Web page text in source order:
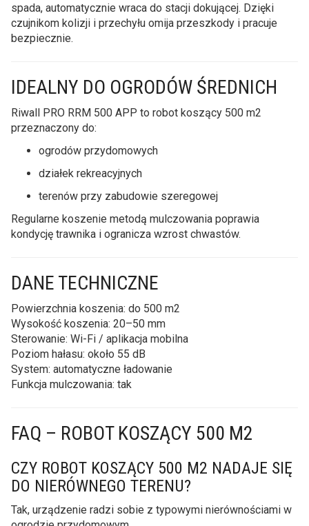
spada, automatycznie wraca do stacji dokującej. Dzięki
czujnikom kolizji i przechyłu omija przeszkody i pracuje
bezpiecznie.
IDEALNY DO OGRODÓW ŚREDNICH
Riwall PRO RRM 500 APP to robot koszący 500 m2
przeznaczony do:
ogrodów przydomowych
działek rekreacyjnych
terenów przy zabudowie szeregowej
Regularne koszenie metodą mulczowania poprawia
kondycję trawnika i ogranicza wzrost chwastów.
DANE TECHNICZNE
Powierzchnia koszenia: do 500 m2
Wysokość koszenia: 20–50 mm
Sterowanie: Wi-Fi / aplikacja mobilna
Poziom hałasu: około 55 dB
System: automatyczne ładowanie
Funkcja mulczowania: tak
FAQ – ROBOT KOSZĄCY 500 M2
CZY ROBOT KOSZĄCY 500 M2 NADAJE SIĘ
DO NIERÓWNEGO TERENU?
Tak, urządzenie radzi sobie z typowymi nierównościami w